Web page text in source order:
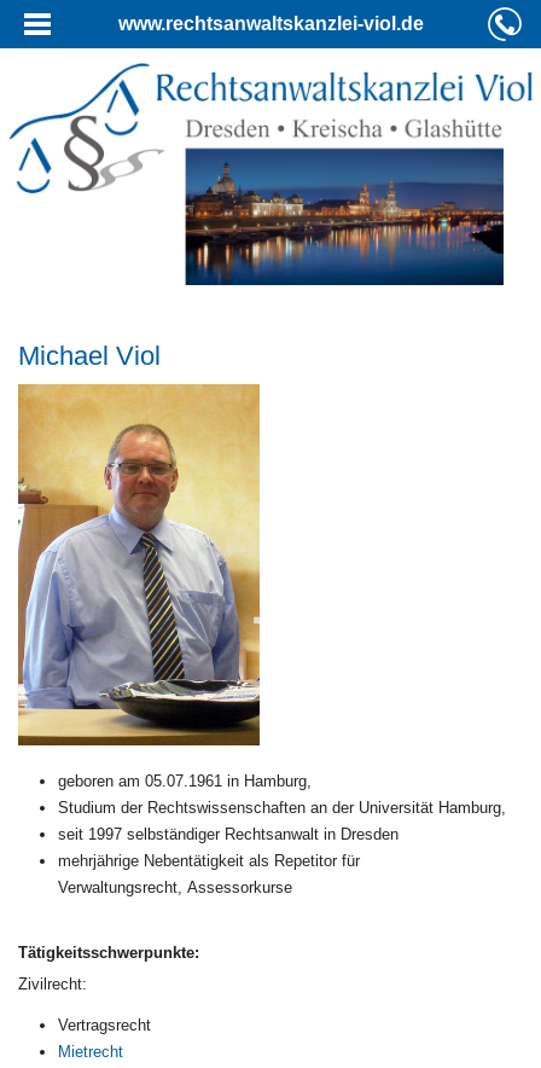
www.rechtsanwaltskanzlei-viol.de
Michael Viol
geboren am 05.07.1961 in Hamburg,
Studium der Rechtswissenschaften an der Universität Hamburg,
seit 1997 selbständiger Rechtsanwalt in Dresden
mehrjährige Nebentätigkeit als Repetitor für
Verwaltungsrecht, Assessorkurse
Tätigkeitsschwerpunkte:
Zivilrecht:
Vertragsrecht
Mietrecht